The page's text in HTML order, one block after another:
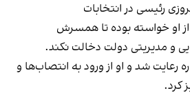
رئیسی در انتخابات
او خواسته بوده تا همسرش
و مدیریتی دولت دخالت نکند.
رعایت شد و او از ورود به انتصاب‌ها و
کرد.